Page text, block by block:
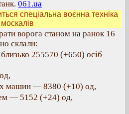
061.ua
спеціальна воєнна техніка
москалів
ворога станом на ранок 16
склали:
255570 (+650) осіб
машин — 8380 (+10) од,
— 5152 (+24) од,